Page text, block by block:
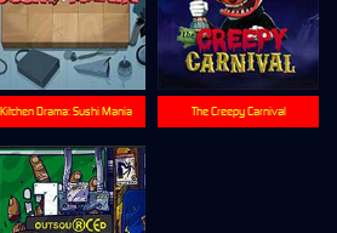
The Creepy Carnival
Kitchen Drama: Sushi Mania